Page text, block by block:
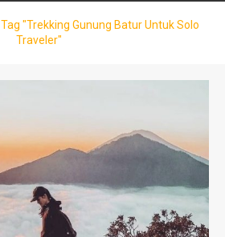
Tag "Trekking Gunung Batur Untuk Solo
Traveler"